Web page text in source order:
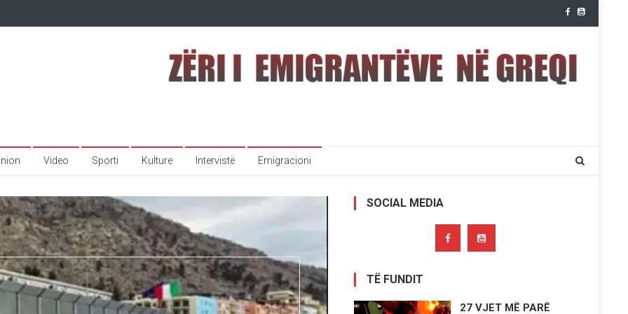
Video Sporti Kulture Intervistë Emigracioni
SOCIAL MEDIA
TË FUNDIT
27 VJET MË PARË